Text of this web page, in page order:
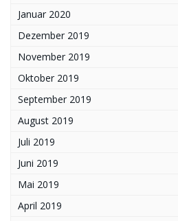
Januar 2020
Dezember 2019
November 2019
Oktober 2019
September 2019
August 2019
Juli 2019
Juni 2019
Mai 2019
April 2019